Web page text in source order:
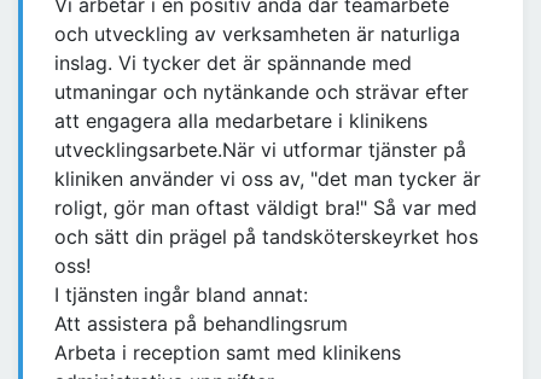
Vi arbetar i en positiv anda där teamarbete
och utveckling av verksamheten är naturliga
inslag. Vi tycker det är spännande med
utmaningar och nytänkande och strävar efter
att engagera alla medarbetare i klinikens
utvecklingsarbete.När vi utformar tjänster på
kliniken använder vi oss av, "det man tycker är
roligt, gör man oftast väldigt bra!" Så var med
och sätt din prägel på tandsköterskeyrket hos
oss!
I tjänsten ingår bland annat:
Att assistera på behandlingsrum
Arbeta i reception samt med klinikens